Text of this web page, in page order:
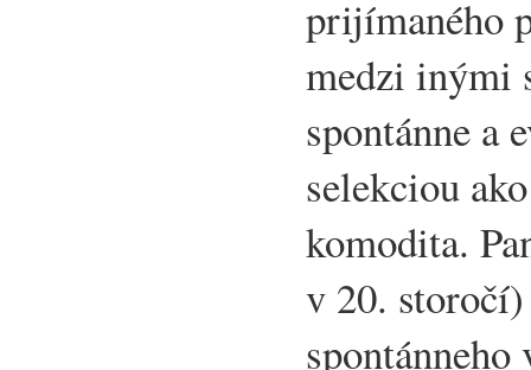
prijímaného
medzi inými
spontánne a
selekciou
komodita.
v 20.
spontánneho